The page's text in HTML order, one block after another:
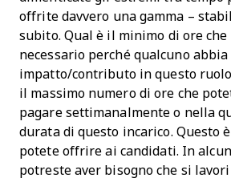
offrite davvero una gamma –
subito. Qual è il minimo di ore
necessario perché qualcuno abbia
impatto/contributo in questo
il massimo numero di ore che
pagare settimanalmente o nella
durata di questo incarico. Questo
potete offrire ai candidati. In
potreste aver bisogno che si